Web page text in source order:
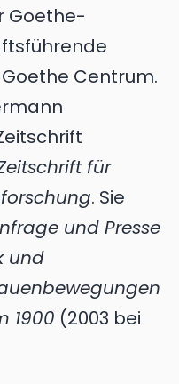
Goethe-
Centrum.
für
. Sie
und Presse
und
1900 (2003 bei